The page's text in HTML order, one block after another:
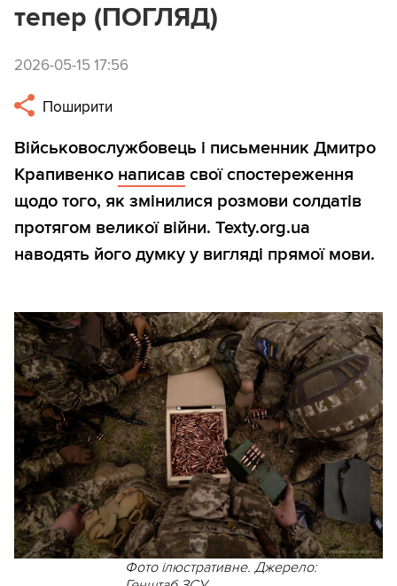
тепер (ПОГЛЯД)
2026-05-15 17:56
Поширити
Військовослужбовець і письменник Дмитро
Крапивенко написав свої спостереження
щодо того, як змінилися розмови солдатів
протягом великої війни. Texty.org.ua
наводять його думку у вигляді прямої мови.
Фото ілюстративне. Джерело: